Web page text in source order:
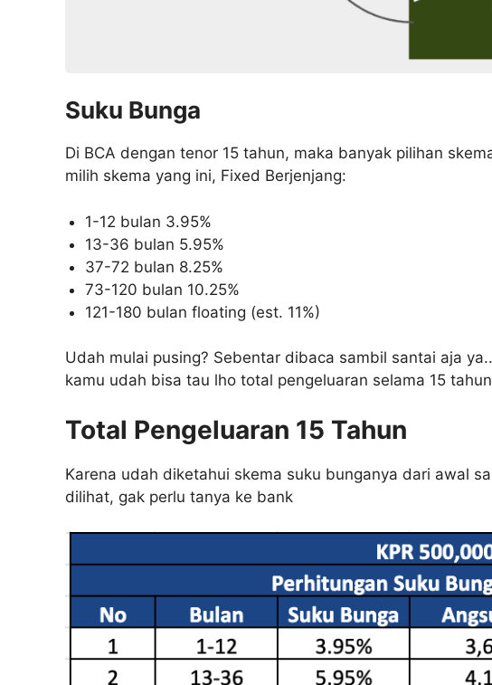
Suku Bunga
Di BCA dengan tenor 15 tahun, maka banyak pilihan
milih skema yang ini, Fixed Berjenjang:
1-12 bulan 3.95%
13-36 bulan 5.95%
37-72 bulan 8.25%
73-120 bulan 10.25%
121-180 bulan floating (est. 11%)
Udah mulai pusing? Sebentar dibaca sambil santai aja
kamu udah bisa tau lho total pengeluaran selama 15
Total Pengeluaran 15 Tahun
Karena udah diketahui skema suku bunganya dari awal
dilihat, gak perlu tanya ke bank